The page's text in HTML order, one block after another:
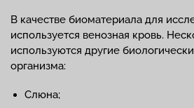
В качестве биоматериала для
используется венозная кровь.
используются другие
организма:
Слюна;